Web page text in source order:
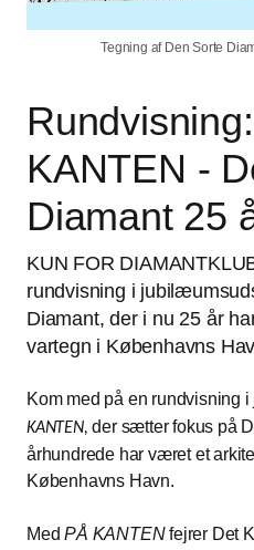
Tegning af Den Sorte
KANTEN -
Diamant 25
KUN FOR
rundvisning i
Diamant, der i nu 25 år
vartegn i Københavns
Kom med på en rundvisning
KANTEN,der sætter fokus på
århundrede har været et
Københavns Havn.
MedPÅ KANTENfejrer Det